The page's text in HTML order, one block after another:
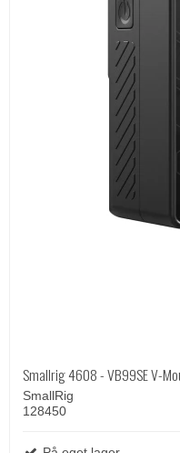
Smallrig 4608 - VB99SE V-
SmallRig
128450